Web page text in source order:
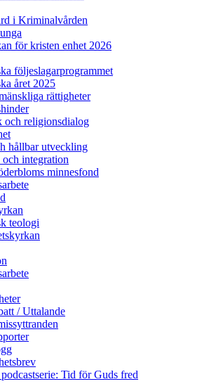
i Kriminalvården
för kristen enhet 2026
följeslagarprogrammet
året 2025
rättigheter
och religionsdialog
hållbar utveckling
integration
minnesfond
teologi
/ Uttalande
Tid för Guds fred